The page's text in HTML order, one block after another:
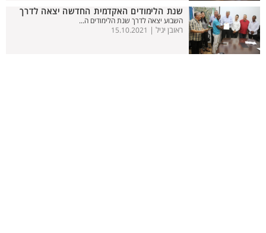
שנת הלימודים האקדמית החדשה יצאה לדרך
השבוע יצאה לדרך שנת הלימודים ה...
ראובן יגיל | 15.10.2021